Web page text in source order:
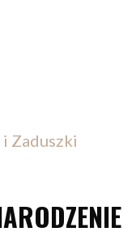
Zaduszki